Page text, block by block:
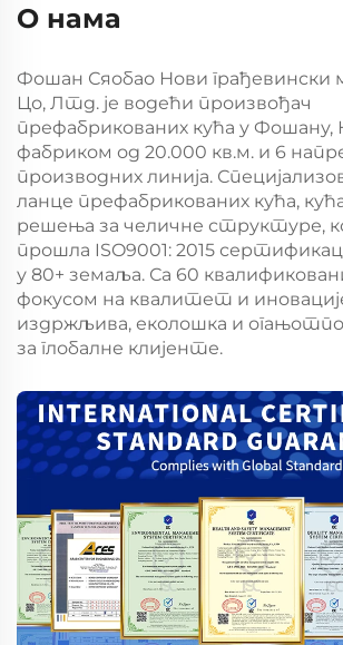
О нама
Фошан Сяобао Нови грађевински
Цо, Лтд. је водећи произвођач
префабрикованих кућа у Фошану,
фабриком од 20.000 кв.м. и 6
производних линија.
ланце префабрикованих кућа,
решења за челичне структуре,
прошла ISO9001: 2015
у 80+ земаља. Са 60
фокусом на квалитет и
издржљива, еколошка и
за глобалне клијенте.